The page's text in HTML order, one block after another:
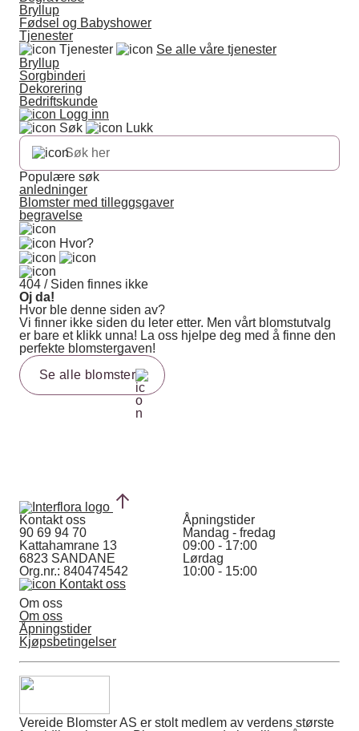
Bryllup
Fødsel og Babyshower
Tjenester
Tjenester
Se alle våre tjenester
Bryllup
Sorgbinderi
Dekorering
Bedriftskunde
Logg inn
Søk
Lukk
Populære søk
anledninger
Blomster med tilleggsgaver
begravelse
Hvor?
404 / Siden finnes ikke
Oj da!
Hvor ble denne siden av?
Vi finner ikke siden du leter etter. Men vårt blomstutvalg
er bare et klikk unna! La oss hjelpe deg med å finne den
perfekte blomstergaven!
Se alle blomster
Kontakt oss
90 69 94 70
Kattahamrane 13
6823 SANDANE
Org.nr.: 840474542
Kontakt oss
Åpningstider
Mandag - fredag
09:00 - 17:00
Lørdag
10:00 - 15:00
Om oss
Om oss
Åpningstider
Kjøpsbetingelser
Vereide Blomster AS er stolt medlem av verdens største